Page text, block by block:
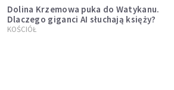
Dolina Krzemowa puka do Watykanu.
Dlaczego giganci AI słuchają księży?
KOŚCIÓŁ